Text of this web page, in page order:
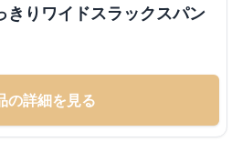
きりワイドスラックスパン
の詳細を見る